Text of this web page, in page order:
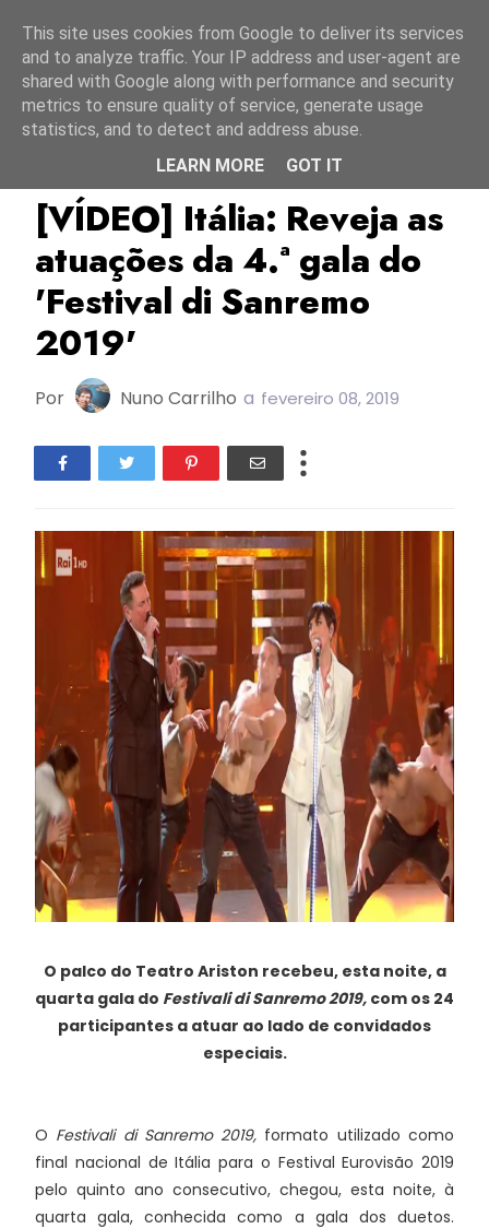
Itália RAI
[VÍDEO] Itália: Reveja as
atuações da 4.ª gala do
'Festival di Sanremo
2019'
Por Nuno Carrilho a fevereiro 08, 2019
O palco do Teatro Ariston recebeu, esta noite, a
quarta gala do Festivali di Sanremo 2019, com os 24
participantes a atuar ao lado de convidados
especiais.
O Festivali di Sanremo 2019, formato utilizado como
final nacional de Itália para o Festival Eurovisão 2019
pelo quinto ano consecutivo, chegou, esta noite, à
quarta gala, conhecida como a gala dos duetos.
This site uses cookies from Google to deliver its services
and to analyze traffic. Your IP address and user-agent are
shared with Google along with performance and security
metrics to ensure quality of service, generate usage
statistics, and to detect and address abuse.
LEARN MORE
GOT IT